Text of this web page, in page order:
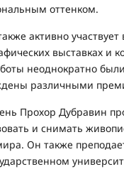
оттенком.
активно участвует
выставках и
неоднократно
различными
Прохор Дубравин
и снимать
Он также